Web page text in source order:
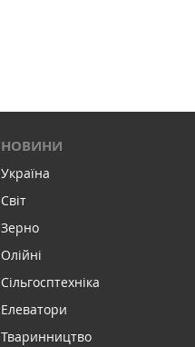
НОВИНИ
Україна
Світ
Зерно
Олійні
Сільгосптехніка
Елеватори
Тваринництво